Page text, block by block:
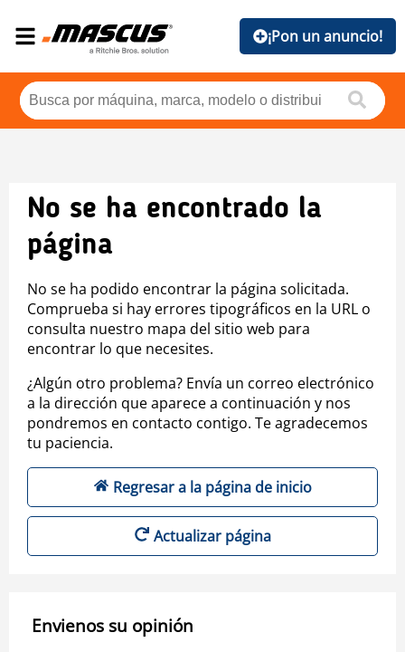
¡Pon un anuncio!
No se ha encontrado la
página
No se ha podido encontrar la página solicitada.
Comprueba si hay errores tipográficos en la URL o
consulta nuestro mapa del sitio web para
encontrar lo que necesites.
¿Algún otro problema? Envía un correo electrónico
a la dirección que aparece a continuación y nos
pondremos en contacto contigo. Te agradecemos
tu paciencia.
Regresar a la página de inicio
Actualizar página
Envienos su opinión